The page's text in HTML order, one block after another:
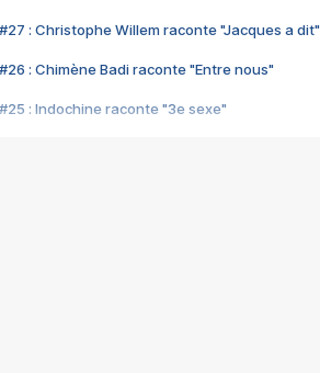
#27 : Christophe Willem raconte "Jacques a dit"
#26 : Chimène Badi raconte "Entre nous"
#25 : Indochine raconte "3e sexe"